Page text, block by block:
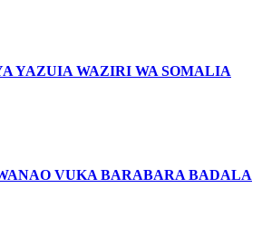
YAZUIA WAZIRI WA SOMALIA
VUKA BARABARA BADALA